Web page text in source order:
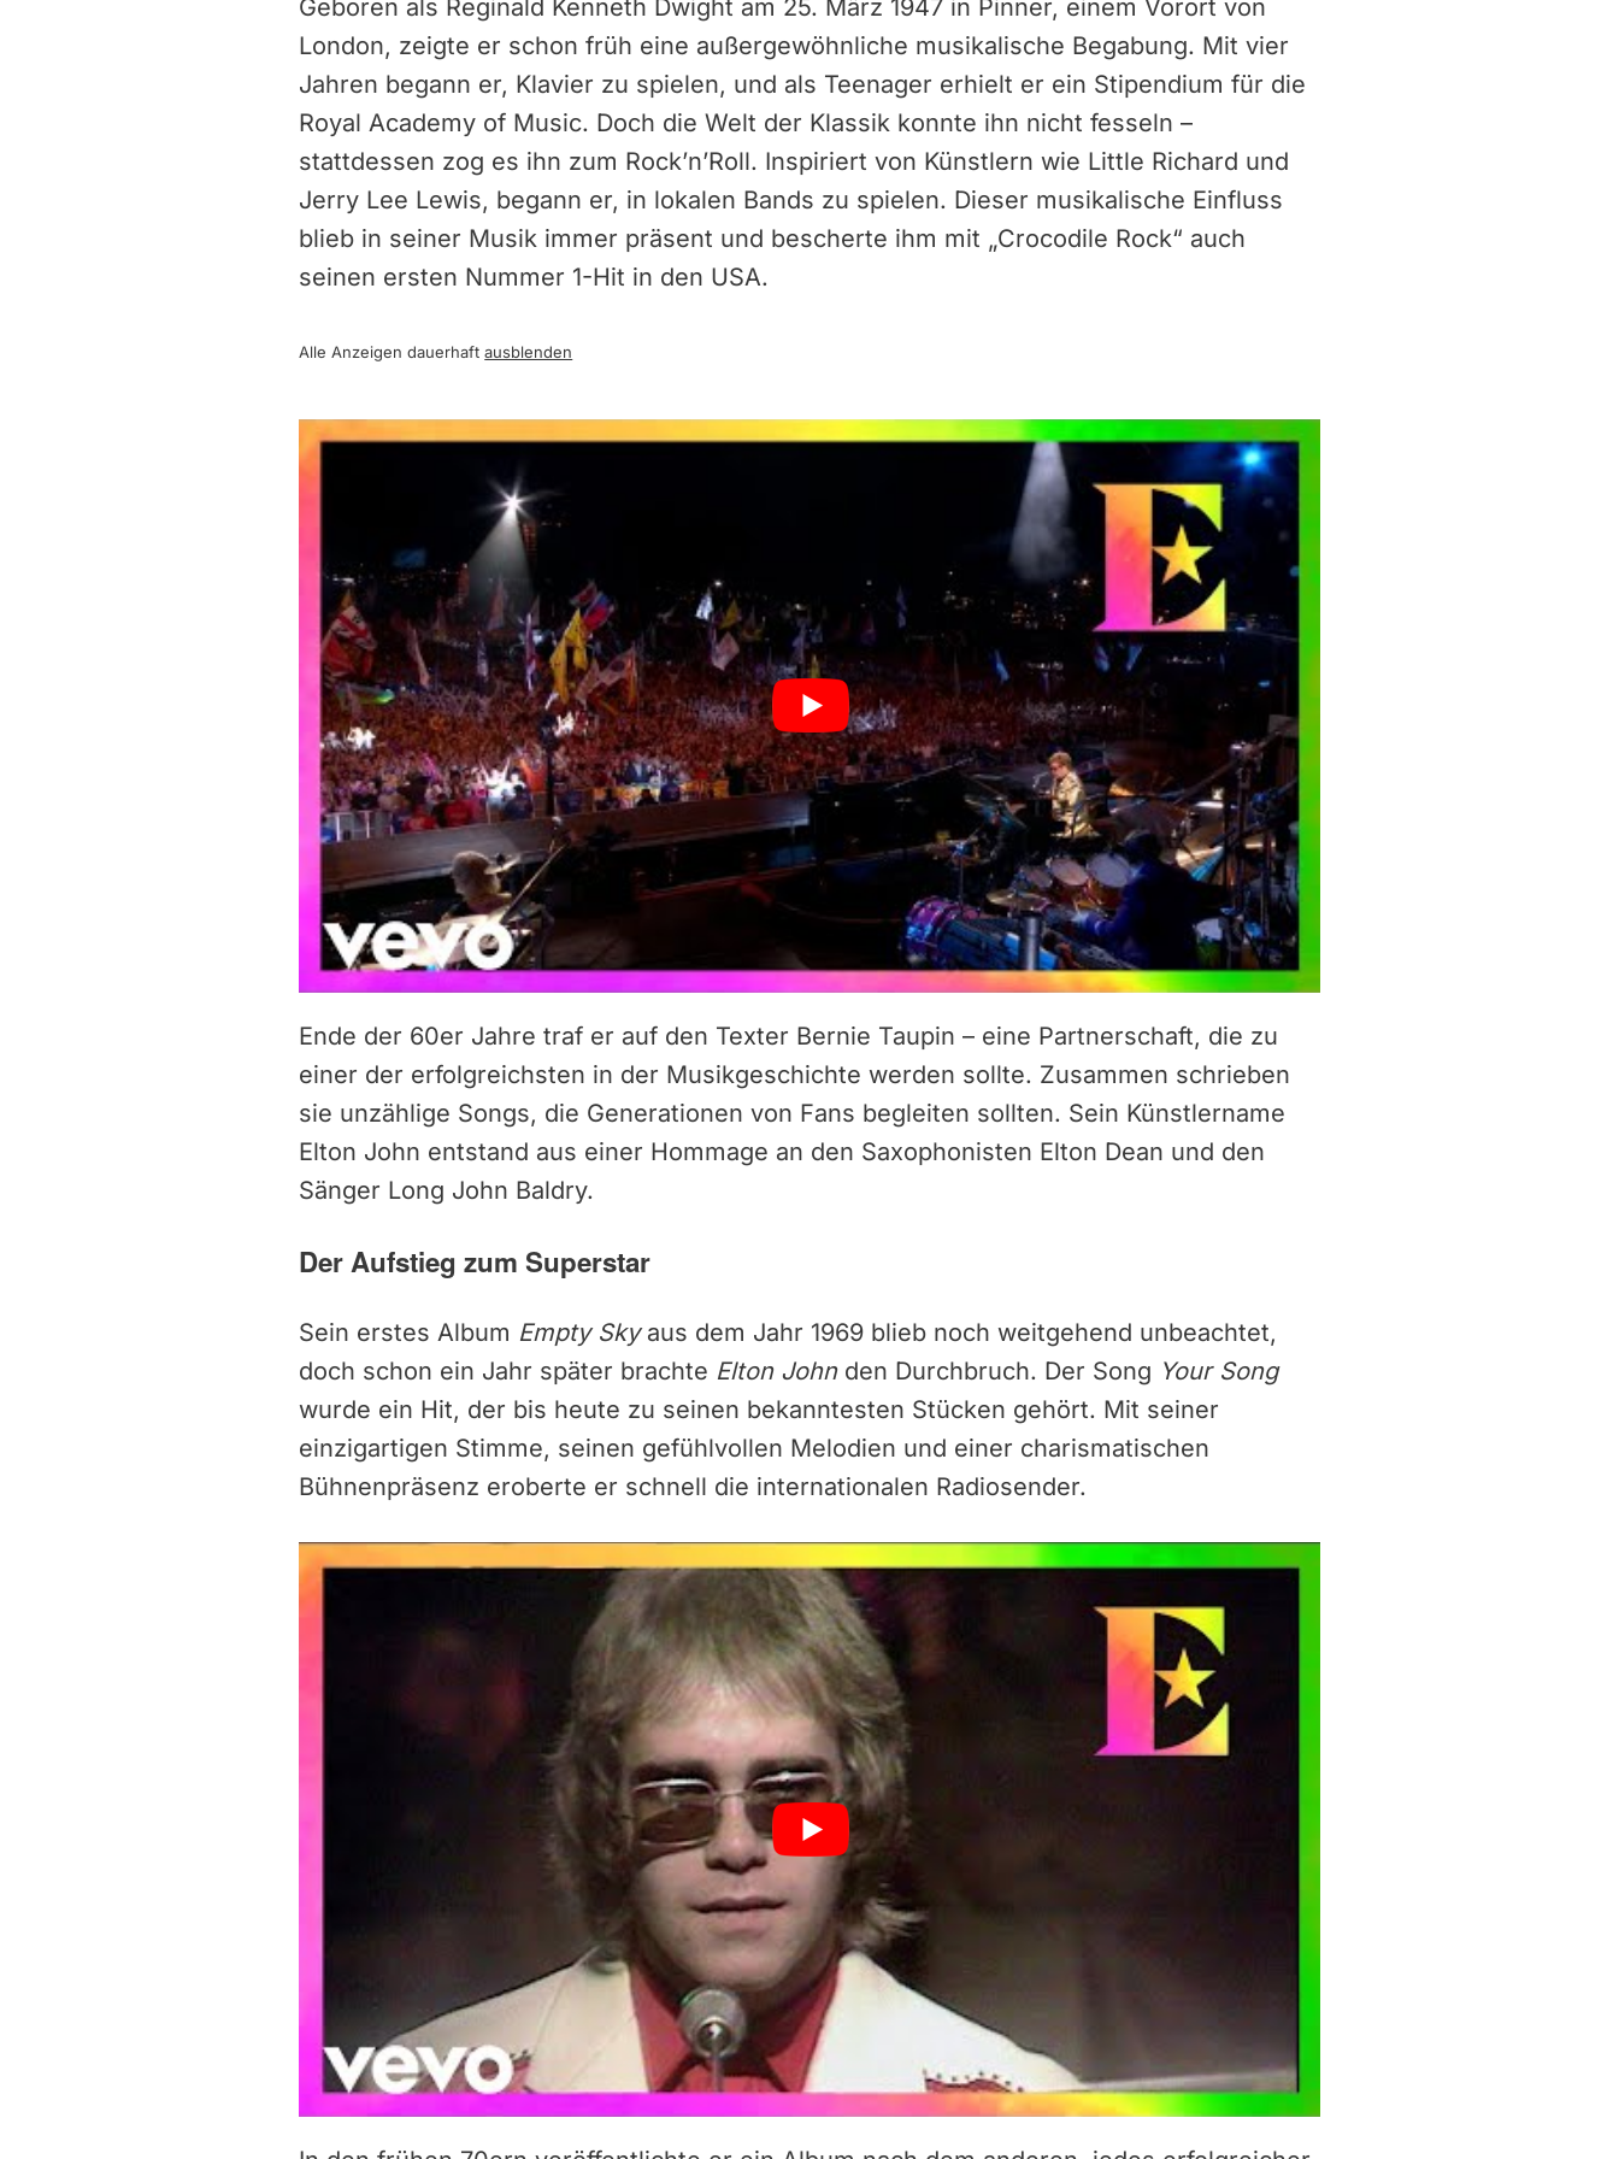
Geboren als Reginald Kenneth Dwight am 25. März 1947 in Pinner, einem Vorort von
London, zeigte er schon früh eine außergewöhnliche musikalische Begabung. Mit vier
Jahren begann er, Klavier zu spielen, und als Teenager erhielt er ein Stipendium für die
Royal Academy of Music. Doch die Welt der Klassik konnte ihn nicht fesseln –
stattdessen zog es ihn zum Rock’n’Roll. Inspiriert von Künstlern wie Little Richard und
Jerry Lee Lewis, begann er, in lokalen Bands zu spielen. Dieser musikalische Einfluss
blieb in seiner Musik immer präsent und bescherte ihm mit „Crocodile Rock“ auch
seinen ersten Nummer 1-Hit in den USA.
Alle Anzeigen dauerhaftausblenden
Ende der 60er Jahre traf er auf den Texter Bernie Taupin – eine Partnerschaft, die zu
einer der erfolgreichsten in der Musikgeschichte werden sollte. Zusammen schrieben
sie unzählige Songs, die Generationen von Fans begleiten sollten. Sein Künstlername
Elton John entstand aus einer Hommage an den Saxophonisten Elton Dean und den
Sänger Long John Baldry.
Der Aufstieg zum Superstar
Sein erstes Album Empty Skyaus dem Jahr 1969 blieb noch weitgehend unbeachtet,
doch schon ein Jahr später brachte Elton Johnden Durchbruch. Der Song Your Song
wurde ein Hit, der bis heute zu seinen bekanntesten Stücken gehört. Mit seiner
einzigartigen Stimme, seinen gefühlvollen Melodien und einer charismatischen
Bühnenpräsenz eroberte er schnell die internationalen Radiosender.